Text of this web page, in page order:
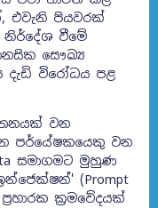
එවැනි පියවරක්
නිර්දේශ වීමේ
සෞඛ්‍ය
විරෝධය පළ
වන
පර්යේෂකයෙකු වන
සමාගමට මුහුණ
(Prompt
ක්‍රමවේදයක්